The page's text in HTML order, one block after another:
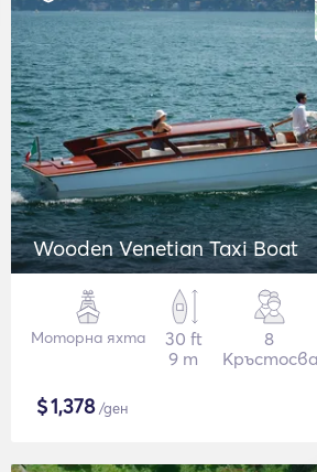
Wooden Venetian Taxi Boat
Моторна яхта
30 ft
9 m
8
$1,378/ден